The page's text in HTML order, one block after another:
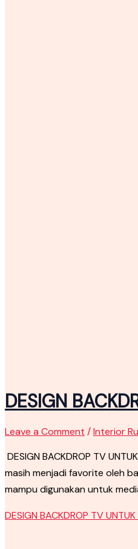
DESIGN
Leave a Comment /Interior
DESIGN BACKDROP TV
masih menjadi favorite oleh
mampu digunakan untuk
DESIGN BACKDROP TV